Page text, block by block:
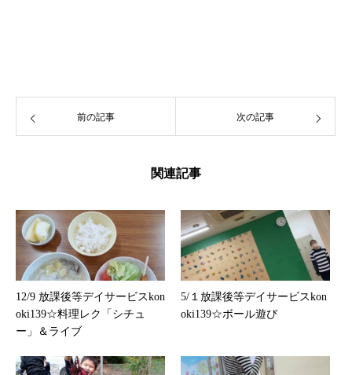
前の記事 次の記事
関連記事
12/9 放課後等デイサービスkon
oki139☆料理レク「シチュ
ー」＆ライブ
5/１放課後等デイサービスkon
oki139☆ボール遊び